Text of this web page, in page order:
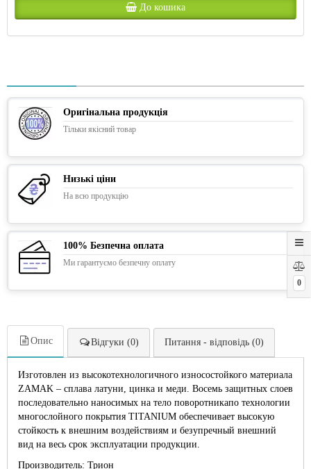
0
До кошика
Оригінальна продукція
Тільки якісний товар
Низькі ціни
На всю продукцію
100% Безпечна оплата
Ми гарантуємо безпечну оплату
Опис Відгуки (0) Питання - відповідь (0)
Изготовлен из высокотехнологичного износостойкого материала
ZAMAK – сплава латуни, цинка и меди. Восемь защитных слоев
последовательно наносимых на тело поворотникапо технологии
многослойного покрытия TITANIUM обеспечивает высокую
стойкость к внешним воздействиям и безупречный внешний
вид на весь срок эксплуатации продукции.
Производитель: Трион